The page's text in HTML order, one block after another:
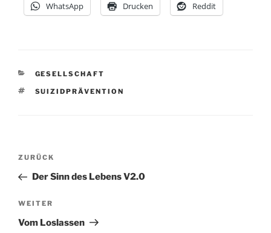
WhatsApp Drucken Reddit
KATEGORIEN
GESELLSCHAFT
SCHLAGWÖRTER
SUIZIDPRÄVENTION
Beitragsnavigation
Vorheriger
Beitrag
ZURÜCK
Der Sinn des Lebens V2.0
Nächster
Beitrag
WEITER
Vom Loslassen